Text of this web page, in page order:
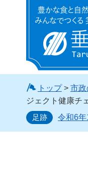
垂
トップ> 市政
ジェクト健康チ
足跡
令和6